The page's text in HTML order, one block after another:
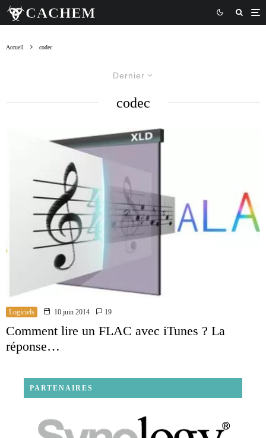
Accueil codec
Dernier
codec
Logiciels 10 juin 2014 19
Comment lire un FLAC avec iTunes ? La
réponse…
PARTENAIRES